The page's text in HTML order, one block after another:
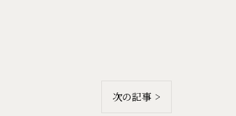
次の記事 >